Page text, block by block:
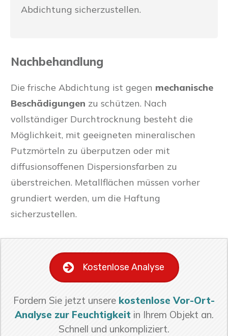
Abdichtung sicherzustellen.
Nachbehandlung
Die frische Abdichtung ist gegen mechanische
Beschädigungen zu schützen. Nach
vollständiger Durchtrocknung besteht die
Möglichkeit, mit geeigneten mineralischen
Putzmörteln zu überputzen oder mit
diffusionsoffenen Dispersionsfarben zu
überstreichen. Metallflächen müssen vorher
grundiert werden, um die Haftung
sicherzustellen.
Kostenlose Analyse
Fordern Sie jetzt unsere kostenlose Vor-Ort-
Analyse zur Feuchtigkeit in Ihrem Objekt an.
Schnell und unkompliziert.